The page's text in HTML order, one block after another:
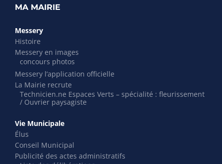
MA MAIRIE
Messery
Histoire
Messery en images
concours photos
Messery l’application officielle
La Mairie recrute
Technicien.ne Espaces Verts – spécialité : fleurissement
/ Ouvrier paysagiste
Vie Municipale
Élus
Conseil Municipal
Publicité des actes administratifs